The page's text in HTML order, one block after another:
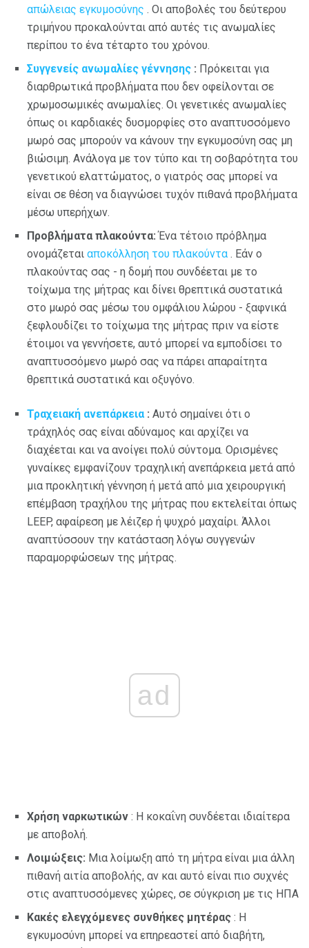
απώλειας εγκυμοσύνης . Οι αποβολές του δεύτερου
τριμήνου προκαλούνται από αυτές τις ανωμαλίες
περίπου το ένα τέταρτο του χρόνου.
Συγγενείς ανωμαλίες γέννησης : Πρόκειται για
διαρθρωτικά προβλήματα που δεν οφείλονται σε
χρωμοσωμικές ανωμαλίες. Οι γενετικές ανωμαλίες
όπως οι καρδιακές δυσμορφίες στο αναπτυσσόμενο
μωρό σας μπορούν να κάνουν την εγκυμοσύνη σας μη
βιώσιμη. Ανάλογα με τον τύπο και τη σοβαρότητα του
γενετικού ελαττώματος, ο γιατρός σας μπορεί να
είναι σε θέση να διαγνώσει τυχόν πιθανά προβλήματα
μέσω υπερήχων.
Προβλήματα πλακούντα:Ένα τέτοιο πρόβλημα
ονομάζεται αποκόλληση του πλακούντα . Εάν ο
πλακούντας σας - η δομή που συνδέεται με το
τοίχωμα της μήτρας και δίνει θρεπτικά συστατικά
στο μωρό σας μέσω του ομφάλιου λώρου - ξαφνικά
ξεφλουδίζει το τοίχωμα της μήτρας πριν να είστε
έτοιμοι να γεννήσετε, αυτό μπορεί να εμποδίσει το
αναπτυσσόμενο μωρό σας να πάρει απαραίτητα
θρεπτικά συστατικά και οξυγόνο.
Τραχειακή ανεπάρκεια : Αυτό σημαίνει ότι ο
τράχηλός σας είναι αδύναμος και αρχίζει να
διαχέεται και να ανοίγει πολύ σύντομα. Ορισμένες
γυναίκες εμφανίζουν τραχηλική ανεπάρκεια μετά από
μια προκλητική γέννηση ή μετά από μια χειρουργική
επέμβαση τραχήλου της μήτρας που εκτελείται όπως
LEEP, αφαίρεση με λέιζερ ή ψυχρό μαχαίρι. Άλλοι
αναπτύσσουν την κατάσταση λόγω συγγενών
παραμορφώσεων της μήτρας.
ad
Χρήση ναρκωτικών : Η κοκαΐνη συνδέεται ιδιαίτερα
με αποβολή.
Λοιμώξεις: Μια λοίμωξη από τη μήτρα είναι μια άλλη
πιθανή αιτία αποβολής, αν και αυτό είναι πιο συχνές
στις αναπτυσσόμενες χώρες, σε σύγκριση με τις ΗΠΑ
Κακές ελεγχόμενες συνθήκες μητέρας : Η
εγκυμοσύνη μπορεί να επηρεαστεί από διαβήτη,